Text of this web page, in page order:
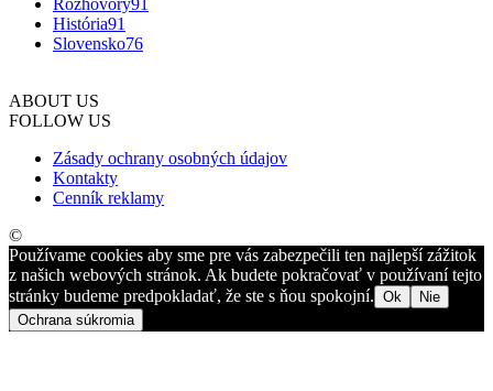
História91
Slovensko76
ABOUT US
FOLLOW US
Zásady ochrany osobných údajov
Kontakty
Cenník reklamy
©
Používame cookies aby sme pre vás zabezpečili ten najlepší zážitok
z našich webových stránok. Ak budete pokračovať v používaní tejto
stránky budeme predpokladať, že ste s ňou spokojní. Ok
Nie
Ochrana súkromia